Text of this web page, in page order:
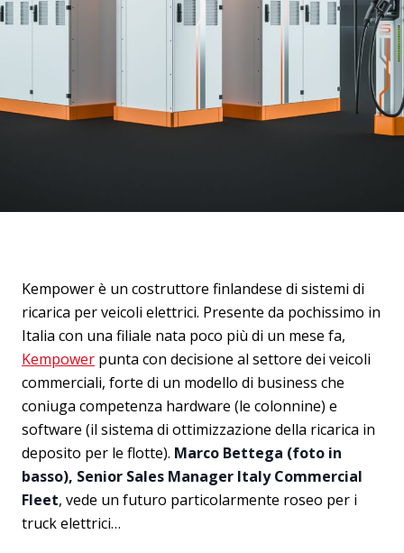
Kempower è un costruttore finlandese di sistemi di
ricarica per veicoli elettrici. Presente da pochissimo in
Italia con una filiale nata poco più di un mese fa,
Kempower punta con decisione al settore dei veicoli
commerciali, forte di un modello di business che
coniuga competenza hardware (le colonnine) e
software (il sistema di ottimizzazione della ricarica in
deposito per le flotte). Marco Bettega (foto in
basso), Senior Sales Manager Italy Commercial
Fleet, vede un futuro particolarmente roseo per i
truck elettrici…